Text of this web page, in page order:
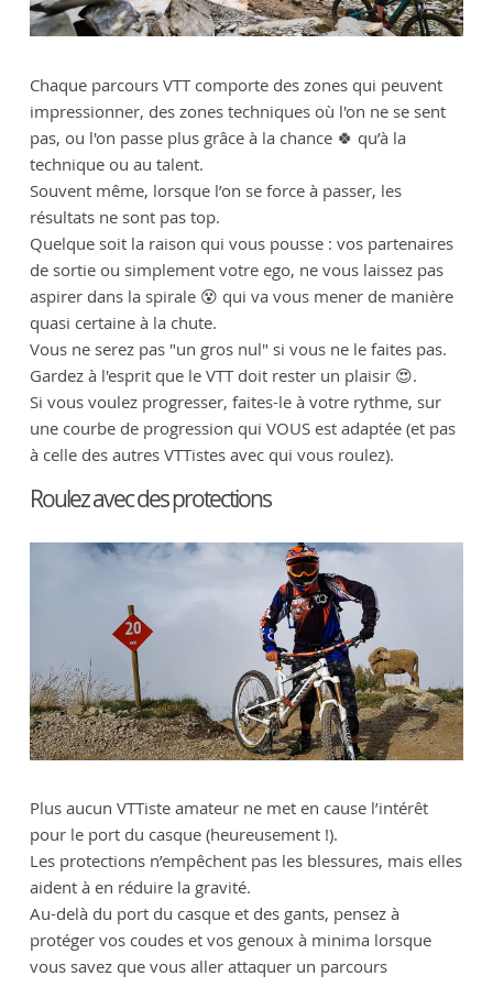
Chaque parcours VTT comporte des zones qui peuvent
impressionner, des zones techniques où l'on ne se sent
pas, ou l'on passe plus grâce à la chance 🍀 qu’à la
technique ou au talent.
Souvent même, lorsque l’on se force à passer, les
résultats ne sont pas top.
Quelque soit la raison qui vous pousse : vos partenaires
de sortie ou simplement votre ego, ne vous laissez pas
aspirer dans la spirale 😵‍ qui va vous mener de manière
quasi certaine à la chute.
Vous ne serez pas "un gros nul" si vous ne le faites pas.
Gardez à l'esprit que le VTT doit rester un plaisir 😍.
Si vous voulez progresser, faites-le à votre rythme, sur
une courbe de progression qui VOUS est adaptée (et pas
à celle des autres VTTistes avec qui vous roulez).
Roulez avec des protections
Plus aucun VTTiste amateur ne met en cause l’intérêt
pour le port du casque (heureusement !).
Les protections n’empêchent pas les blessures, mais elles
aident à en réduire la gravité.
Au-delà du port du casque et des gants, pensez à
protéger vos coudes et vos genoux à minima lorsque
vous savez que vous aller attaquer un parcours